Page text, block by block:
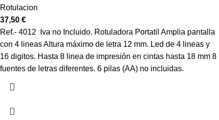
Rotulacion
37,50 €
Ref.- 4012 Iva no Incluido. Rotuladora Portatil Amplia pantalla
con 4 lineas Altura máximo de letra 12 mm. Led de 4 lineas y
16 digitos. Hasta 8 linea de impresión en cintas hasta 18 mm 8
fuentes de letras diferentes. 6 pilas (AA) no incluidas.